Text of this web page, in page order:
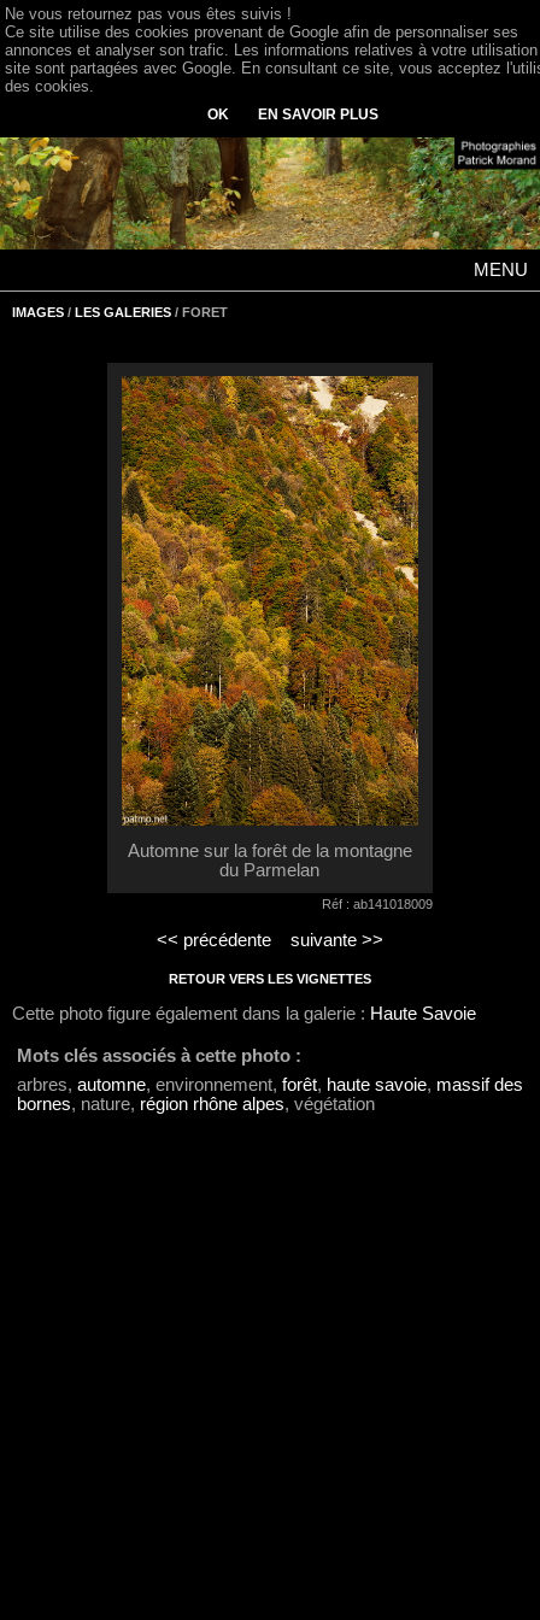
MENU
IMAGES / LES GALERIES / FORET
Automne sur la forêt de la montagne
du Parmelan
Réf : ab141018009
<< précédente suivante >>
RETOUR VERS LES VIGNETTES
Cette photo figure également dans la galerie : Haute Savoie
Mots clés associés à cette photo :
arbres, automne, environnement, forêt, haute savoie, massif des
bornes, nature, région rhône alpes, végétation
Ne vous retournez pas vous êtes suivis !
Ce site utilise des cookies provenant de Google afin de personnaliser ses
annonces et analyser son trafic. Les informations relatives à votre
site sont partagées avec Google. En consultant ce site, vous acceptez
des cookies.
OK EN SAVOIR PLUS